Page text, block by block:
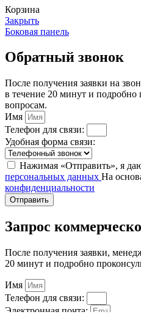
Корзина
Закрыть
Боковая панель
Обратный звонок
После получения заявки на
в течение 20 минут и подробно
вопросам.
Имя
Телефон для связи:
Удобная форма связи:
Нажимая «Отправить», я
персональных данных На
конфиденциальности
Отправить
Запрос
После получения заявки,
20 минут и подробно
Имя
Телефон для связи:
Электронная почта: